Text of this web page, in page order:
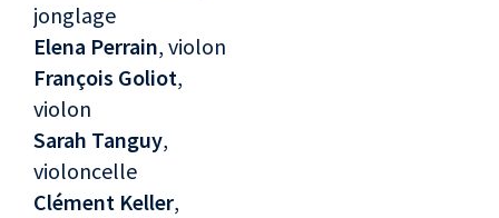
jonglage
Elena Perrain, violon
François Goliot,
violon
Sarah Tanguy,
violoncelle
Clément Keller,